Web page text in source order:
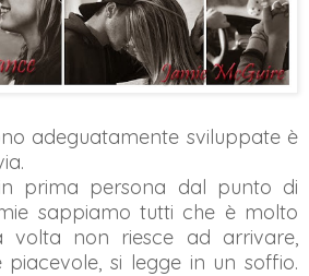
adeguatamente sviluppate è
prima persona dal punto di
sappiamo tutti che è molto
volta non riesce ad arrivare,
si legge in un soffio.